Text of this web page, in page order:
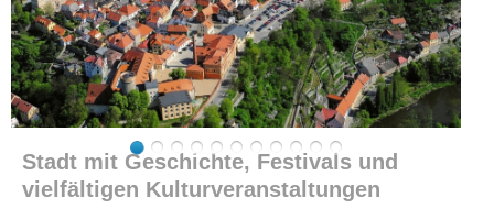
a
m
e
*
Stadt mit Geschichte, Festivals und
vielfältigen Kulturveranstaltungen